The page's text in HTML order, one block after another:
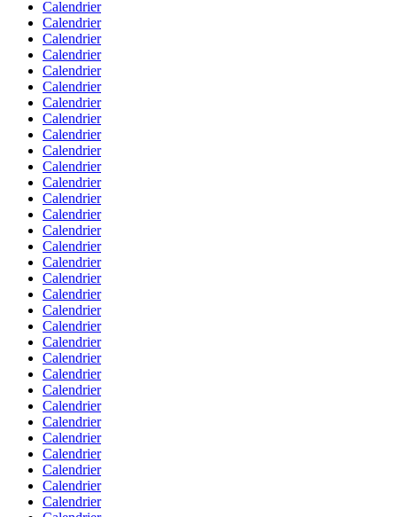
Calendrier
Calendrier
Calendrier
Calendrier
Calendrier
Calendrier
Calendrier
Calendrier
Calendrier
Calendrier
Calendrier
Calendrier
Calendrier
Calendrier
Calendrier
Calendrier
Calendrier
Calendrier
Calendrier
Calendrier
Calendrier
Calendrier
Calendrier
Calendrier
Calendrier
Calendrier
Calendrier
Calendrier
Calendrier
Calendrier
Calendrier
Calendrier